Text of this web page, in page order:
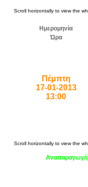
Ημερομηνία
Ώρα
Πέμπτη
17-01-2013
13:00
Αναπαραγωγή